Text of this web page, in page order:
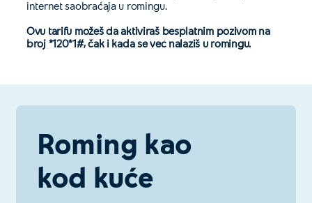
internet saobraćaja u romingu.
Ovu tarifu možeš da aktiviraš besplatnim pozivom na
broj *120*1#, čak i kada se već nalaziš u romingu.
Roming kao
kod kuće